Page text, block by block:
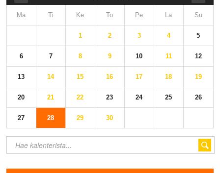
Ma Ti Ke To Pe La Su
1 2 3 4 5
6 7 8 9 10 11 12
13 14 15 16 17 18 19
20 21 22 23 24 25 26
27 28 29 30